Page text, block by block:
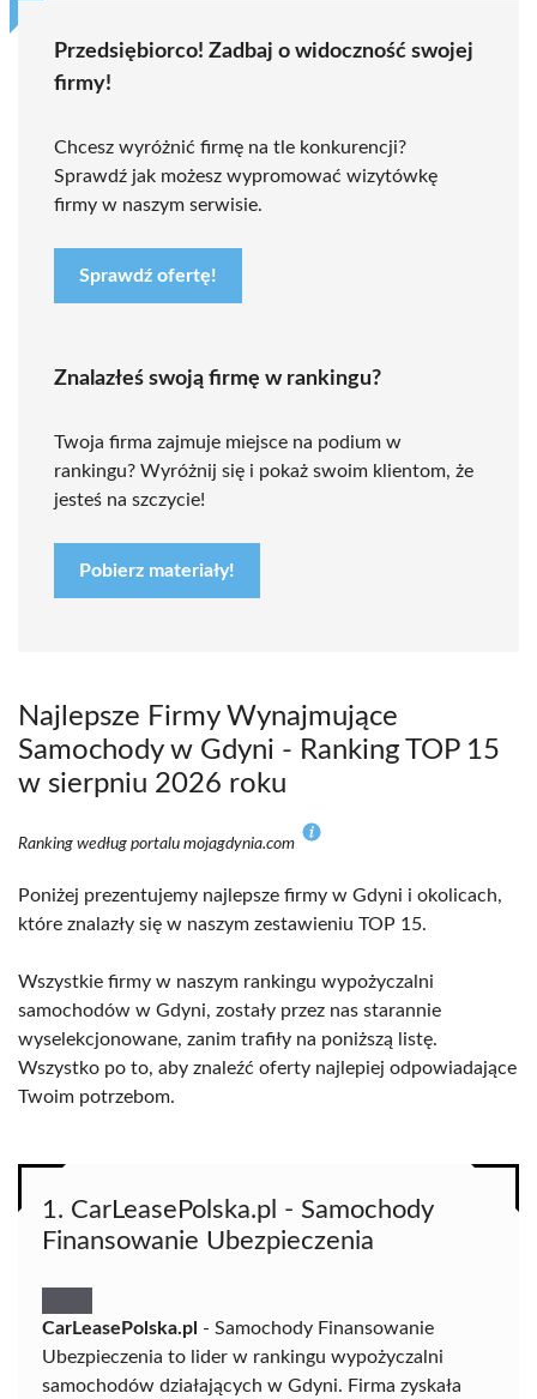
Przedsiębiorco! Zadbaj o widoczność swojej
firmy!
Chcesz wyróżnić firmę na tle konkurencji?
Sprawdź jak możesz wypromować wizytówkę
firmy w naszym serwisie.
Sprawdź ofertę!
Znalazłeś swoją firmę w rankingu?
Twoja firma zajmuje miejsce na podium w
rankingu? Wyróżnij się i pokaż swoim klientom, że
jesteś na szczycie!
Pobierz materiały!
Najlepsze Firmy Wynajmujące
Samochody w Gdyni - Ranking TOP 15
w sierpniu 2026 roku
Ranking według portalu mojagdynia.com
Poniżej prezentujemy najlepsze firmy w Gdyni i okolicach,
które znalazły się w naszym zestawieniu TOP 15.
Wszystkie firmy w naszym rankingu wypożyczalni
samochodów w Gdyni, zostały przez nas starannie
wyselekcjonowane, zanim trafiły na poniższą listę.
Wszystko po to, aby znaleźć oferty najlepiej odpowiadające
Twoim potrzebom.
1. CarLeasePolska.pl - Samochody
Finansowanie Ubezpieczenia
CarLeasePolska.pl - Samochody Finansowanie
Ubezpieczenia to lider w rankingu wypożyczalni
samochodów działających w Gdyni. Firma zyskała